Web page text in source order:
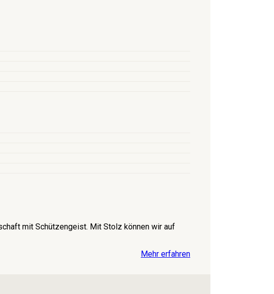
mit Schützengeist. Mit Stolz können wir auf
Mehr erfahren